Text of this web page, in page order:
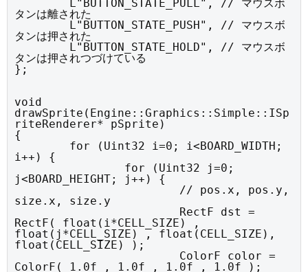
タンは離された
タンは押された
タンは押されつづけている
};
void
drawSprite(Engine::Graphics::Simple::ISp
riteRenderer* pSprite)
{
i++) {
j<BOARD_HEIGHT; j++) {
size.x, size.y
RectF( float(i*CELL_SIZE) ,
float(j*CELL_SIZE) , float(CELL_SIZE),
float(CELL_SIZE) );
ColorF( 1.0f , 1.0f , 1.0f , 1.0f );